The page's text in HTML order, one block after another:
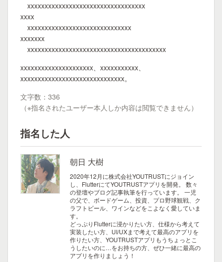
xxxxxxxxxxxxxxxxxxxxxxxxxxxxxxxxxx
xxxx
xxxxxxxxxxxxxxxxxxxxxxxxxxxxxx
xxxxxxx
xxxxxxxxxxxxxxxxxxxxxxxxxxxxxxxxxxxxxxxx
xxxxxxxxxxxxxxxxxxxxx、xxxxxxxxxxx、
xxxxxxxxxxxxxxxxxxxxxxxxxxxxxx。
文字数：336
（※指名されたユーザー本人しか内容は閲覧できません）
指名した人
朝日 大樹
2020年12月に株式会社YOUTRUSTにジョイン
し、FlutterにてYOUTRUSTアプリを開発。 数々
の登壇やブログ記事執筆を行っています。 一児
の父で、ボードゲーム、投資、プロ野球観戦、ク
ラフトビール、ワインなどをこよなく愛していま
す。
どっぷりFlutterに浸かりたい方、仕様から考えて
実装したい方、UI/UXまで考えて最高のアプリを
作りたい方、YOUTRUSTアプリもうちょっとこ
うしたいのに…をお持ちの方、ぜひ一緒に最高の
アプリを作りましょう！